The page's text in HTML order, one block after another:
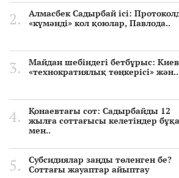
Алмасбек Садырбай ісі:
«күмәнді» кол қоюлар, Павлода..
Майдан шебіндегі бетбұрыс:
«технократиялық төңкерісі» жән..
Қонаевтағы сот: Садырбайды 12
жылға соттағысы келетіндер бұқа
мен..
Субсидиялар заңды төленген бе?
Соттағы жауаптар айыптау